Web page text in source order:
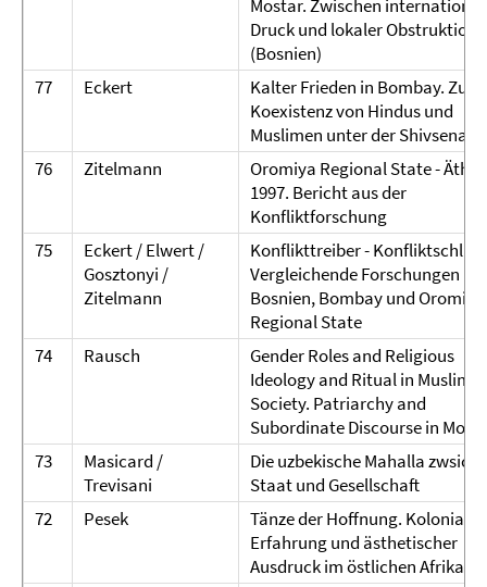
Mostar. Zwischen
Druck und lokaler Obstruktion
(Bosnien)
77
Eckert
Kalter Frieden in Bombay. Zur
Koexistenz von Hindus und
Muslimen unter der Shivsena
76
Zitelmann
Oromiya Regional State -
1997. Bericht aus der
Konfliktforschung
75
Eckert / Elwert /
Gosztonyi /
Zitelmann
Konflikttreiber -
Vergleichende Forschungen in
Bosnien, Bombay und Oromiya
Regional State
74
Rausch
Gender Roles and Religious
Ideology and Ritual in Muslim
Society. Patriarchy and
Subordinate Discourse in
73
Masicard /
Trevisani
Die uzbekische Mahalla
Staat und Gesellschaft
72
Pesek
Tänze der Hoffnung. Koloniale
Erfahrung und ästhetischer
Ausdruck im östlichen Afrika.